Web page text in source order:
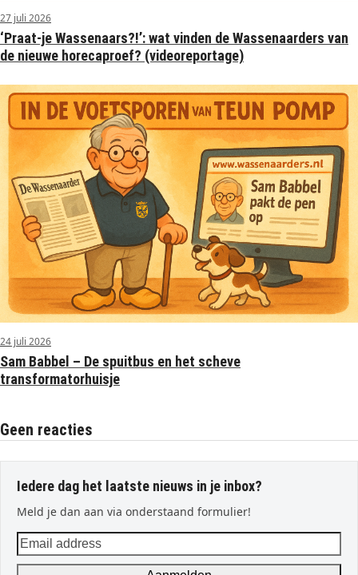
27 juli 2026
‘Praat-je Wassenaars?!’: wat vinden de Wassenaarders van
de nieuwe horecaproef? (videoreportage)
24 juli 2026
Sam Babbel – De spuitbus en het scheve
transformatorhuisje
Geen reacties
Iedere dag het laatste nieuws in je inbox?
Meld je dan aan via onderstaand formulier!
Email
address